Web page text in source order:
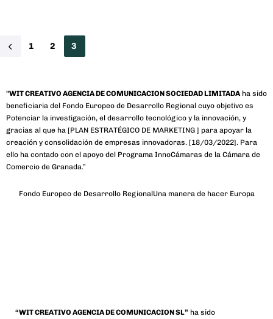
1 2 3
"WIT CREATIVO AGENCIA DE COMUNICACION SOCIEDAD LIMITADAha sido
beneficiaria del Fondo Europeo de Desarrollo Regional cuyo objetivo es
Potenciar la investigación, el desarrollo tecnológico y la innovación, y
gracias al que ha [PLAN ESTRATÉGICO DE MARKETING ] para apoyar la
creación y consolidación de empresas innovadoras. [18/03/2022]. Para
ello ha contado con el apoyo del Programa InnoCámaras de la Cámara de
Comercio de Granada.”
Fondo Europeo de Desarrollo RegionalUna manera de hacer Europa
“WIT CREATIVO AGENCIA DE COMUNICACION SL” ha sido